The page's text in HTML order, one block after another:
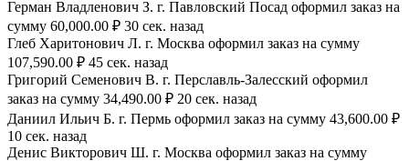
Герман Владленович З. г. Павловский Посад оформил заказ на
сумму 60,000.00 ₽ 30 сек. назад
Глеб Харитонович Л. г. Москва оформил заказ на сумму
107,590.00 ₽ 45 сек. назад
Григорий Семенович В. г. Перславль-Залесский оформил
заказ на сумму 34,490.00 ₽ 20 сек. назад
Даниил Ильич Б. г. Пермь оформил заказ на сумму 43,600.00 ₽
10 сек. назад
Денис Викторович Ш. г. Москва оформил заказ на сумму